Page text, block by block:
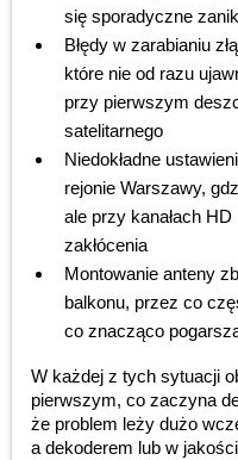
się sporadyczne
Błędy w zarabianiu
które nie od razu
przy pierwszym
satelitarnego
Niedokładne
rejonie Warszawy,
ale przy kanałach
zakłócenia
Montowanie anteny
balkonu, przez co
co znacząco
W każdej z tych sytuacji
pierwszym, co zaczyna
że problem leży dużo
a dekoderem lub w